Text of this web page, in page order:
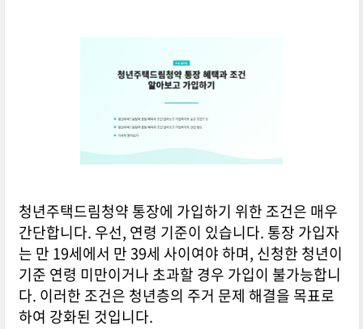
청년주택드림청약 통장에 가입하기 위한 조건은 매우
간단합니다. 우선, 연령 기준이 있습니다. 통장 가입자
는 만 19세에서 만 39세 사이여야 하며, 신청한 청년이
기준 연령 미만이거나 초과할 경우 가입이 불가능합니
다. 이러한 조건은 청년층의 주거 문제 해결을 목표로
하여 강화된 것입니다.